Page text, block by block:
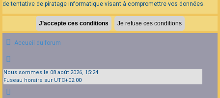
de tentative de piratage informatique visant à compromettre vos données.
Accueil du forum
Nous sommes le 08 août 2026, 15:24
Fuseau horaire sur UTC+02:00